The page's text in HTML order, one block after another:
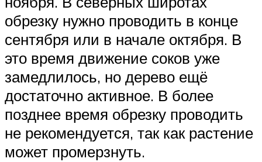
обрезку нужно проводить в конце
сентября или в начале октября. В
это время движение соков уже
замедлилось, но дерево ещё
достаточно активное. В более
позднее время обрезку проводить
не рекомендуется, так как растение
может промерзнуть.